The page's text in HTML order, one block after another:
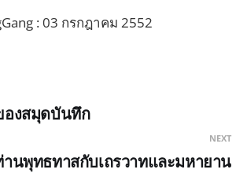
: 03 กรกฎาคม 2552
งสมุดบันทึก
NEXT
นพุทธทาสกับเถรวาทและมหายาน